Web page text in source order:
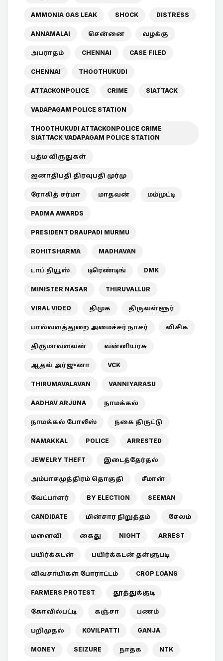
AMMONIA GAS LEAK SHOCK DISTRESS
ANNAMALAI சென்னை வழக்கு
அபராதம் CHENNAI CASE FILED
CHENNAI THOOTHUKUDI
ATTACKONPOLICE CRIME SIATTACK
VADAPAGAM POLICE STATION
THOOTHUKUDI ATTACKONPOLICE CRIME
SIATTACK VADAPAGAM POLICE STATION
பத்ம விருதுகள்
ஜனாதிபதி திரவுபதி முர்மு
ரோகித் சர்மா மாதவன் மம்முட்டி
PADMA AWARDS
PRESIDENT DRAUPADI MURMU
ROHITSHARMA MADHAVAN
டாப் நியூஸ் டிரெண்டிங் DMK
MINISTER NASAR THIRUVALLUR
VIRAL VIDEO திமுக திருவள்ளூர்
பால்வளத்துறை அமைச்சர் நாசர் விசிக
திருமாவளவன் வன்னியரசு
ஆதவ் அர்ஜுனா VCK
THIRUMAVALAVAN VANNIYARASU
AADHAV ARJUNA நாமக்கல்
நாமக்கல் போலீஸ் நகை திருட்டு
NAMAKKAL POLICE ARRESTED
JEWELRY THEFT இடைத்தேர்தல்
அம்பாசமுத்திரம் தொகுதி சீமான்
வேட்பாளர் BY ELECTION SEEMAN
CANDIDATE மின்சார நிறுத்தம் சேலம்
மனைவி கைது NIGHT ARREST
பயிர்க்கடன் பயிர்க்கடன் தள்ளுபடி
விவசாயிகள் போராட்டம் CROP LOANS
FARMERS PROTEST தூத்துக்குடி
கோவில்பட்டி கஞ்சா பணம்
பறிமுதல் KOVILPATTI GANJA
MONEY SEIZURE நாதக NTK